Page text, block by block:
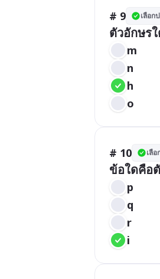
# 9 เลือก
ตัวอักษร
m
n
h
o
# 10 เลื
ข้อใดคือ
p
q
r
i